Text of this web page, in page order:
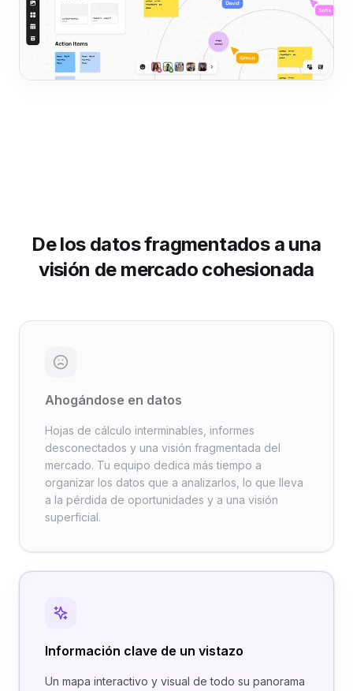
De los datos fragmentados a una
visión de mercado cohesionada
Ahogándose en datos
Hojas de cálculo interminables, informes
desconectados y una visión fragmentada del
mercado. Tu equipo dedica más tiempo a
organizar los datos que a analizarlos, lo que lleva
a la pérdida de oportunidades y a una visión
superficial.
Información clave de un vistazo
Un mapa interactivo y visual de todo su panorama